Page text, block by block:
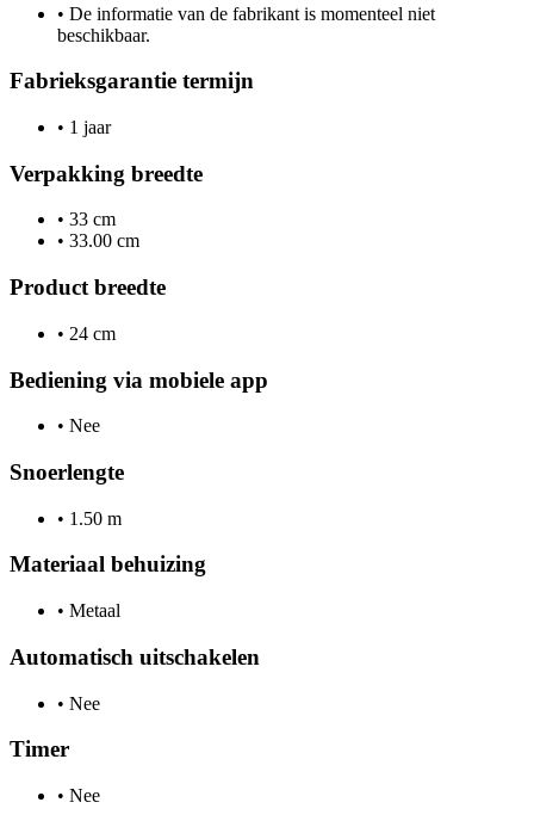
• De informatie van de fabrikant is momenteel niet
beschikbaar.
Fabrieksgarantie termijn
• 1 jaar
Verpakking breedte
• 33 cm
• 33.00 cm
Product breedte
• 24 cm
Bediening via mobiele app
• Nee
Snoerlengte
• 1.50 m
Materiaal behuizing
• Metaal
Automatisch uitschakelen
• Nee
Timer
• Nee